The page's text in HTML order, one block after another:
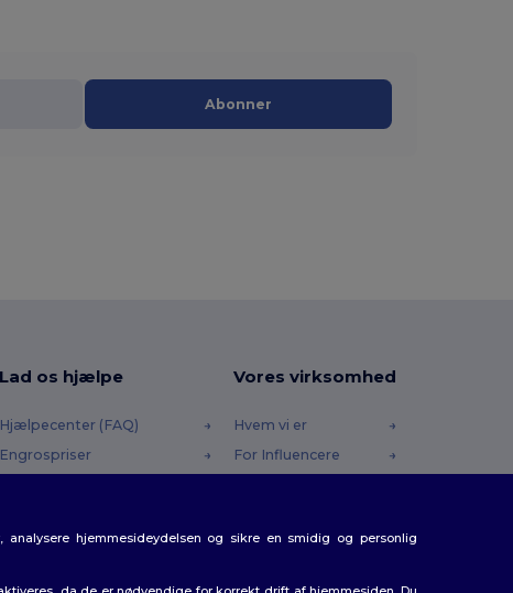
Abonner
Lad os hjælpe
Hjælpecenter (FAQ)
Engrospriser
Forsendelsesmetoder
Vores virksomhed
Hvem vi er
For Influencere
hjemmesideydelsen og sikre en smidig og personlig